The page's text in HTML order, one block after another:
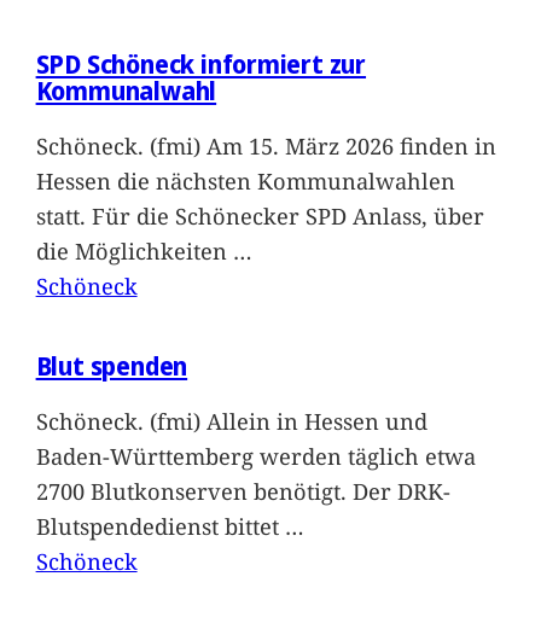
SPD Schöneck informiert zur
Kommunalwahl
Schöneck. (fmi) Am 15. März 2026 finden in
Hessen die nächsten Kommunalwahlen
statt. Für die Schönecker SPD Anlass, über
die Möglichkeiten …
Schöneck
Blut spenden
Schöneck. (fmi) Allein in Hessen und
Baden-Württemberg werden täglich etwa
2700 Blutkonserven benötigt. Der DRK-
Blutspendedienst bittet …
Schöneck